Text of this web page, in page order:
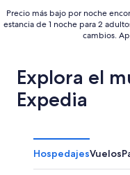
Precio más bajo por noche
estancia de 1 noche para 2
cambios.
Explora el
Expedia
HospedajesVuelos